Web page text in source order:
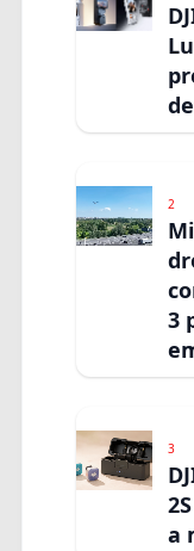
2
3
3
a